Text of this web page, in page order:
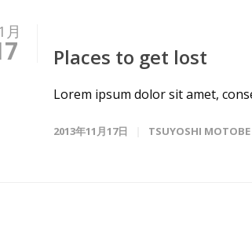
月
Places to get lost
Lorem ipsum dolor sit amet,
2013年11月17日 TSUYOSHI MOTOBE